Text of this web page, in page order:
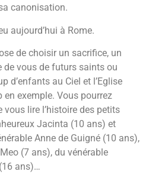
canonisation.
aujourd’hui à Rome.
de choisir un sacrifice, un
vous de futurs saints ou
d’enfants au Ciel et l’Eglise
exemple. Vous pourrez
lire l’histoire des petits
Jacinta (10 ans) et
Anne de Guigné (10 ans),
(7 ans), du vénérable
ans)…